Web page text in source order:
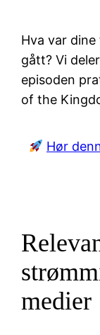
Hva var
gått? Vi
episoden
of the
Hør
medier